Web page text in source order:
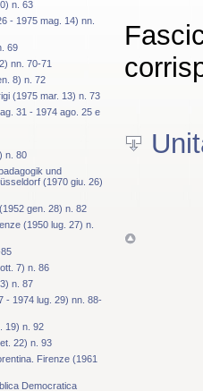
n. 63
- 1975 mag. 14) nn.
69
nn. 70-71
8) n. 72
(1975 mar. 13) n. 73
31 - 1974 ago. 25 e
n. 80
und
(1970 giu. 26)
gen. 28) n. 82
(1950 lug. 27) n.
7) n. 86
n. 87
- 1974 lug. 29) nn. 88-
19) n. 92
22) n. 93
Firenze (1961
Democratica